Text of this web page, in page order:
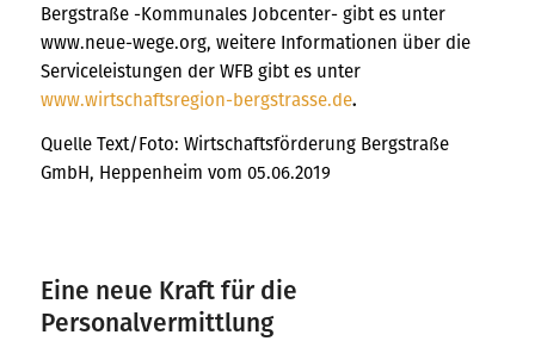
Bergstraße -Kommunales Jobcenter- gibt es unter
www.neue-wege.org, weitere Informationen über die
Serviceleistungen der WFB gibt es unter
www.wirtschaftsregion-bergstrasse.de.
Quelle Text/Foto: Wirtschaftsförderung Bergstraße
GmbH, Heppenheim vom 05.06.2019
Eine neue Kraft für die
Personalvermittlung